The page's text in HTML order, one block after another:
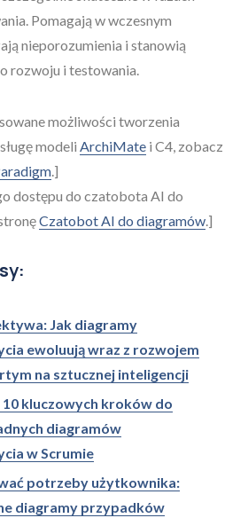
Pomagają w wczesnym
nieporozumienia i stanowią
rozwoju i testowania.
możliwości tworzenia
modeli ArchiMate i C4, zobacz
.]
dostępu do czatobota AI do
Czatobot AI do diagramów.]
Jak diagramy
ewoluują wraz z rozwojem
na sztucznej inteligencji
kluczowych kroków do
diagramów
w Scrumie
potrzeby użytkownika:
diagramy przypadków